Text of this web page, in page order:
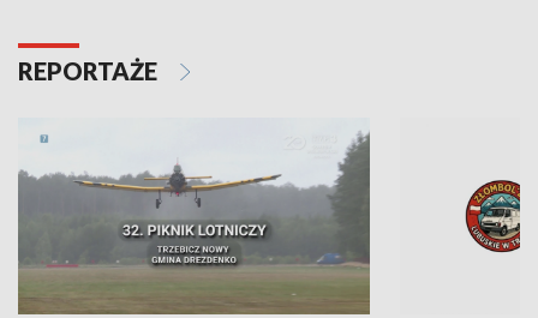
REPORTAŻE